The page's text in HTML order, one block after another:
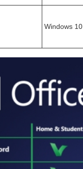
Windows 10